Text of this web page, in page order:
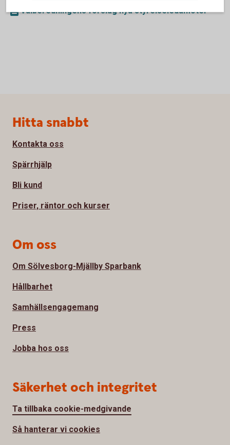
Valberedningens förslag nya styrelseledamöter
Sidfot
Hitta snabbt
Kontakta oss
Spärrhjälp
Bli kund
Priser, räntor och kurser
Om oss
Om Sölvesborg-Mjällby Sparbank
Hållbarhet
Samhällsengagemang
Press
Jobba hos oss
Säkerhet och integritet
Ta tillbaka cookie-medgivande
Så hanterar vi cookies